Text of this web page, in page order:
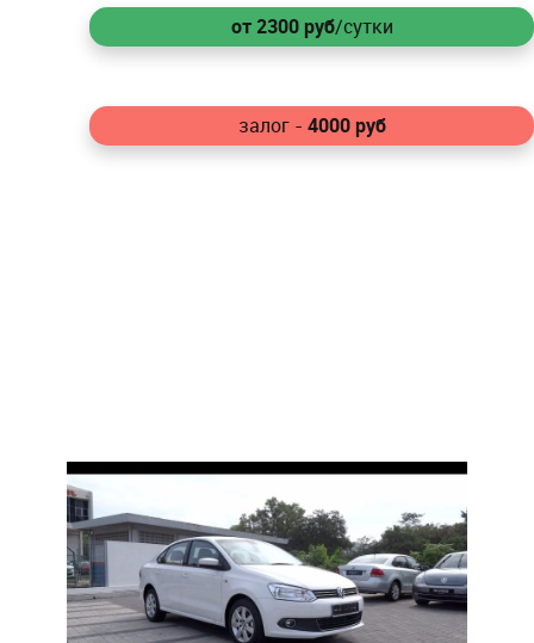
от 2300руб/сутки
залог - 4000руб